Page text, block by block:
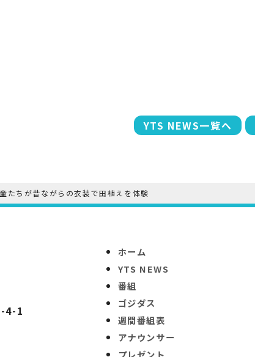
YTS NEWS一覧へ
たちが昔ながらの衣装で田植えを体験
4-1
ホーム
YTS NEWS
番組
ゴジダス
週間番組表
アナウンサー
プレゼント